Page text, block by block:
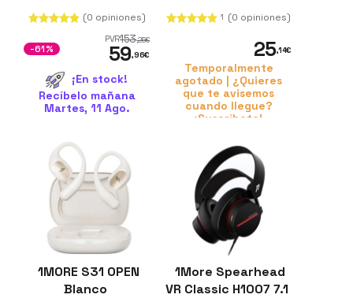
(0 opiniones)
PVR153,25€
59,96€
-61%
¡En stock!
Recíbelo mañana
Martes, 11 Ago.
1 (0 opiniones)
25,14€
Temporalmente
agotado | ¿Quieres
que te avisemos
cuando llegue?
¡Suscríbete!
1MORE S31 OPEN
Blanco
1More Spearhead
VR Classic H1007 7.1